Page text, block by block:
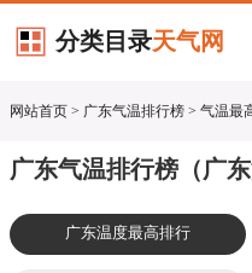
分类目录天气网
网站首页 > 广东气温排行榜 > 气温最
广东气温排行榜（广
广东温度最高排行